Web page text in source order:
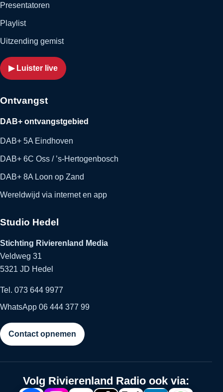
Presentatoren
Playlist
Uitzending gemist
▶ Luister live
Ontvangst
DAB+ ontvangstgebied
DAB+ 5A Eindhoven
DAB+ 6C Oss / ’s-Hertogenbosch
DAB+ 8A Loon op Zand
Wereldwijd via internet en app
Studio Hedel
Stichting Rivierenland Media
Veldweg 31
5321 JD Hedel
Tel. 073 644 9977
WhatsApp 06 444 377 99
Contact opnemen
Volg Rivierenland Radio ook via: